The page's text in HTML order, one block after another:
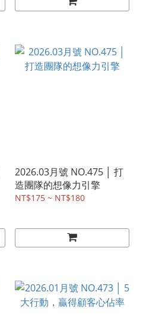
2026.03月號 NO.475 │ 打
造團隊的想像力引擎
NT$175 ~ NT$180